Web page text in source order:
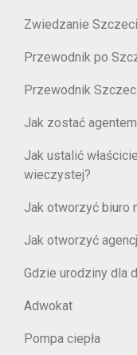
Zwiedzanie
Przewodnik po
Przewodnik
Jak zostać
Jak ustalić
wieczystej?
Jak otworzyć biuro
Jak otworzyć
Gdzie urodziny dla
Adwokat
Pompa ciepła